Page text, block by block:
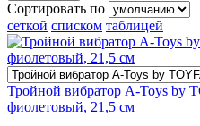
Сортировать по
сеткой списком таблицей
Тройной вибратор A-Toys by
фиолетовый, 21,5 см